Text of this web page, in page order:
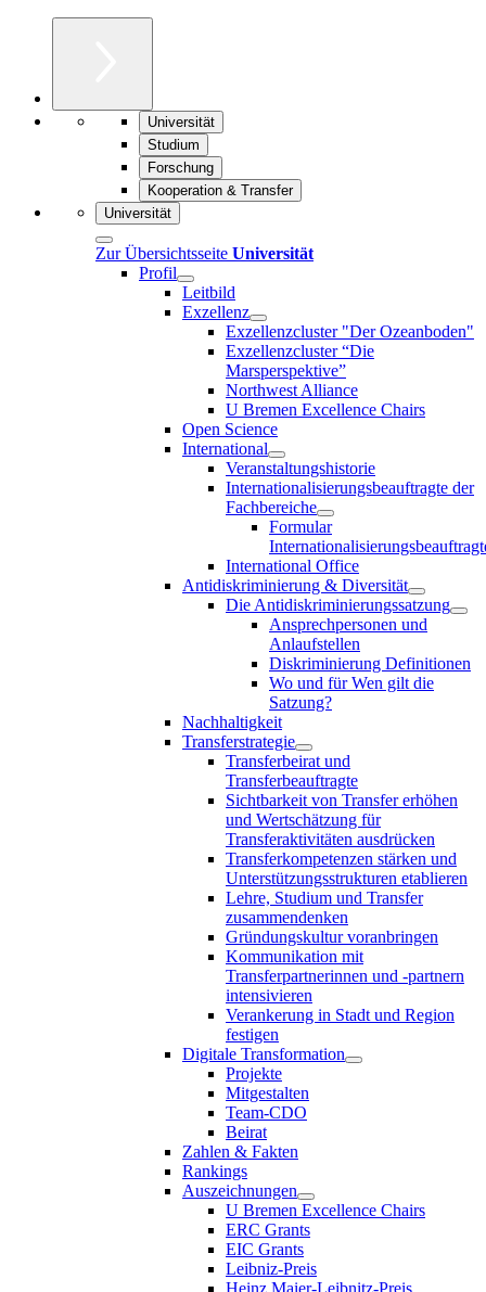
Universität
Studium
Forschung
Kooperation & Transfer
Universität
Zur Übersichtsseite Universität
Profil
Leitbild
Exzellenz
Exzellenzcluster "Der Ozeanboden"
Exzellenzcluster “Die
Marsperspektive”
Northwest Alliance
U Bremen Excellence Chairs
Open Science
International
Veranstaltungshistorie
Internationalisierungsbeauftragte der
Fachbereiche
Formular
International Office
Antidiskriminierung & Diversität
Die Antidiskriminierungssatzung
Ansprechpersonen und
Anlaufstellen
Diskriminierung Definitionen
Wo und für Wen gilt die
Satzung?
Nachhaltigkeit
Transferstrategie
Transferbeirat und
Transferbeauftragte
Sichtbarkeit von Transfer erhöhen
und Wertschätzung für
Transferaktivitäten ausdrücken
Transferkompetenzen stärken und
Unterstützungsstrukturen etablieren
Lehre, Studium und Transfer
zusammendenken
Gründungskultur voranbringen
Kommunikation mit
Transferpartnerinnen und -partnern
intensivieren
Verankerung in Stadt und Region
festigen
Digitale Transformation
Projekte
Mitgestalten
Team-CDO
Beirat
Zahlen & Fakten
Rankings
Auszeichnungen
U Bremen Excellence Chairs
ERC Grants
EIC Grants
Leibniz-Preis
Heinz Maier-Leibnitz-Preis